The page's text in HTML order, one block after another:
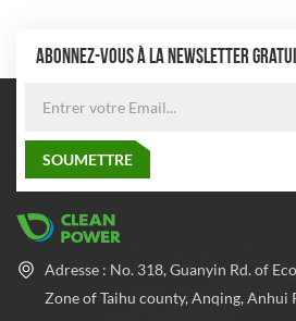
ABONNEZ-VOUS À LA NEWSLETTER
Adresse : No. 318, Guanyin Rd. of
Zone of Taihu county, Anqing, Anhui